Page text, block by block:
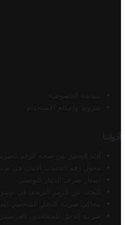
سياسة الخصوصية
شروط وأحكام الاستخدام
أدواتنا
أداة التحقق من صحة الرقم
محول رقم الحساب الآيبان في
أسعار صرف الدينار التونسي
البحث عن الرمز البريدي في تونس
محاكي ضريبة الدخل الشخصي
ضريبة الدخل للمتقاعدين